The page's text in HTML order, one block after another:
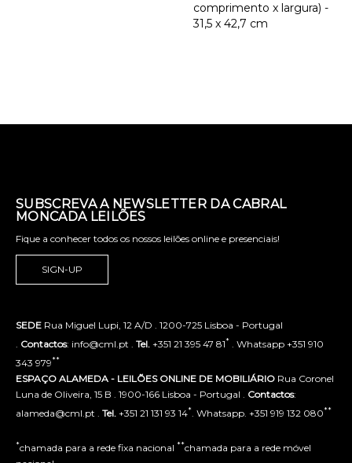
comprimento x largura) -
31,5 x 42,7 cm
SUBSCREVA A NEWSLETTER DA CABRAL
MONCADA LEILÕES
Fique a conhecer todos os nossos leilões online e presenciais!
SIGN-UP
SEDE Rua Miguel Lupi, 12 A/D . 1200-725 Lisboa - Portugal
Contactos: info@cml.pt . Tel. +351 21 395 47 81* . Whatsapp +351 910
343 979**
ESPAÇO ALAMEDA - LEILÕES ONLINE DE MOBILIÁRIO Rua Coronel
Luna de Oliveira, 15 B . 1900-166 Lisboa - Portugal . Contactos:
alameda@cml.pt . Tel. +351 21 131 93 14* . Whatsapp. +351 919 132 080**
*chamada para a rede fixa nacional **chamada para a rede móvel